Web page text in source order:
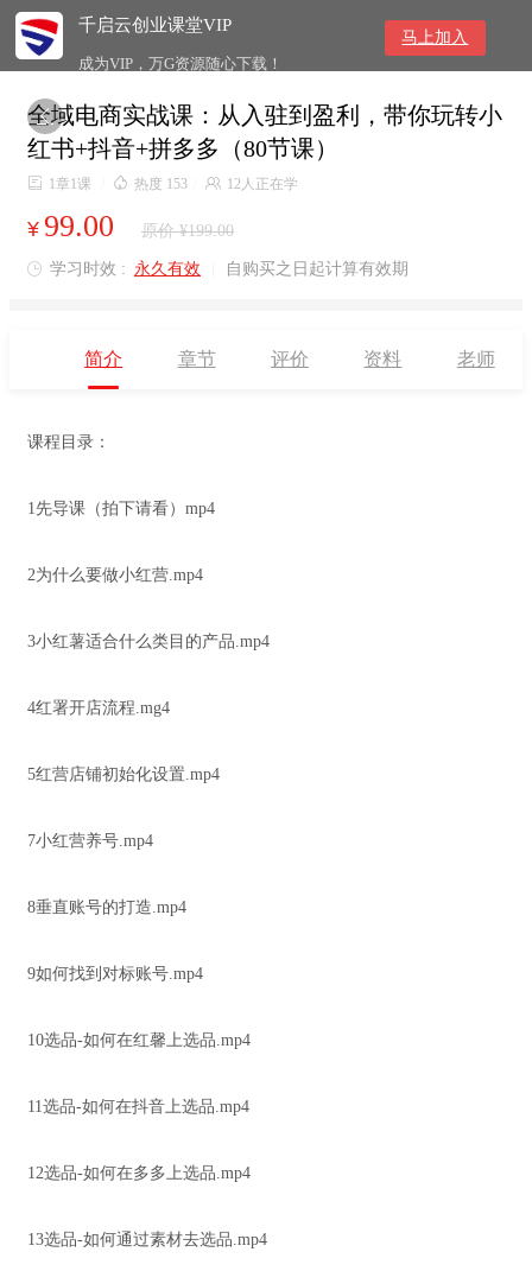
千启云创业课堂VIP
成为VIP，万G资源随心下载！
马上加入

全域电商实战课：从入驻到盈利，带你玩转小
红书+抖音+拼多多（80节课）
 1章1课  热度 153  12人正在学
¥ 99.00 原价 ¥199.00
 学习时效 : 永久有效 自购买之日起计算有效期
简介 章节 评价 资料 老师
课程目录：
1先导课（拍下请看）mp4
2为什么要做小红营.mp4
3小红薯适合什么类目的产品.mp4
4红署开店流程.mg4
5红营店铺初始化设置.mp4
7小红营养号.mp4
8垂直账号的打造.mp4
9如何找到对标账号.mp4
10选品-如何在红馨上选品.mp4
11选品-如何在抖音上选品.mp4
12选品-如何在多多上选品.mp4
13选品-如何通过素材去选品.mp4